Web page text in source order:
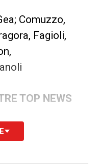
Comuzzo,
Fagioli,
TOP NEWS